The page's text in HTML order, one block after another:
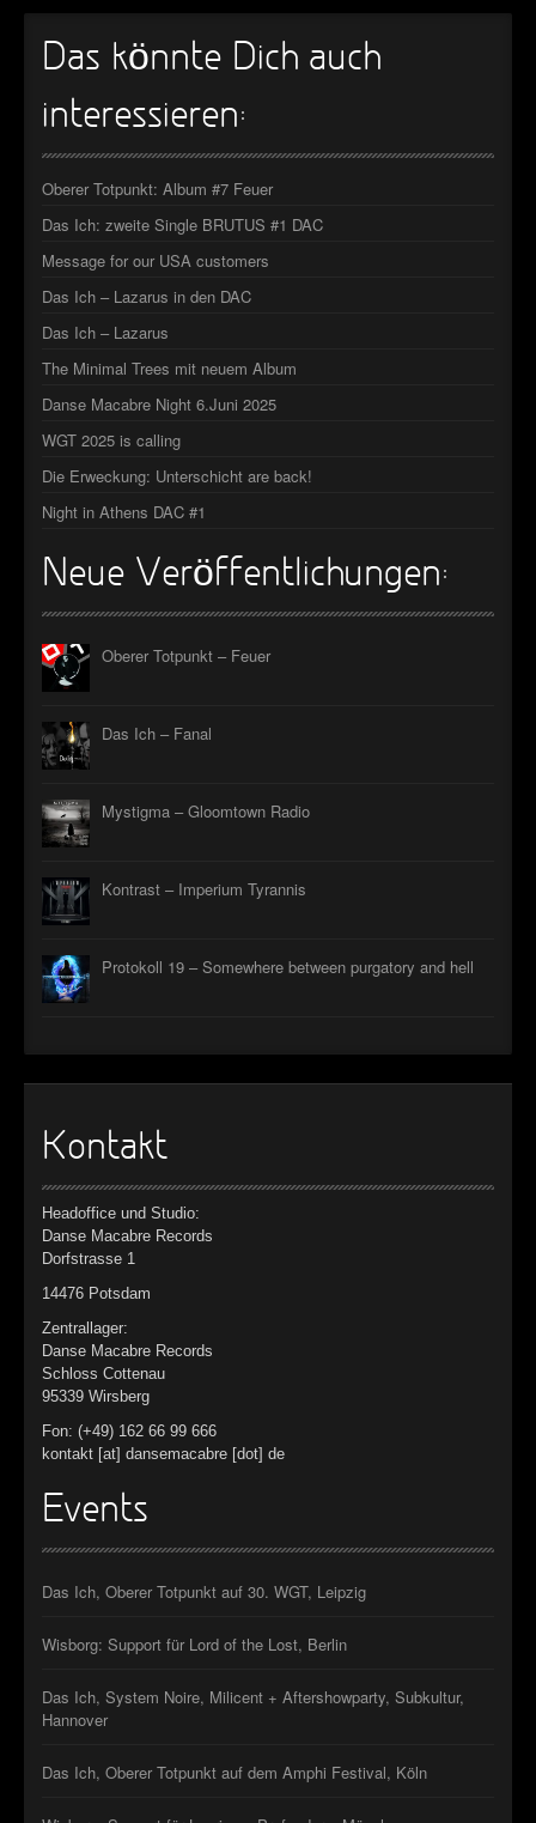
►
►
►
►
►
Das könnte Dich auch
interessieren:
Oberer Totpunkt: Album #7 Feuer
Das Ich: zweite Single BRUTUS #1 DAC
Message for our USA customers
Das Ich – Lazarus in den DAC
Das Ich – Lazarus
The Minimal Trees mit neuem Album
Danse Macabre Night 6.Juni 2025
WGT 2025 is calling
Die Erweckung: Unterschicht are back!
Night in Athens DAC #1
Neue Veröffentlichungen:
Oberer Totpunkt – Feuer
Das Ich – Fanal
Mystigma – Gloomtown Radio
Kontrast – Imperium Tyrannis
Protokoll 19 – Somewhere between purgatory and hell
Kontakt
Headoffice und Studio:
Danse Macabre Records
Dorfstrasse 1
14476 Potsdam
Zentrallager:
Danse Macabre Records
Schloss Cottenau
95339 Wirsberg
Fon: (+49) 162 66 99 666
kontakt [at] dansemacabre [dot] de
Events
Das Ich, Oberer Totpunkt auf 30. WGT, Leipzig
Wisborg: Support für Lord of the Lost, Berlin
Das Ich, System Noire, Milicent + Aftershowparty, Subkultur,
Hannover
Das Ich, Oberer Totpunkt auf dem Amphi Festival, Köln